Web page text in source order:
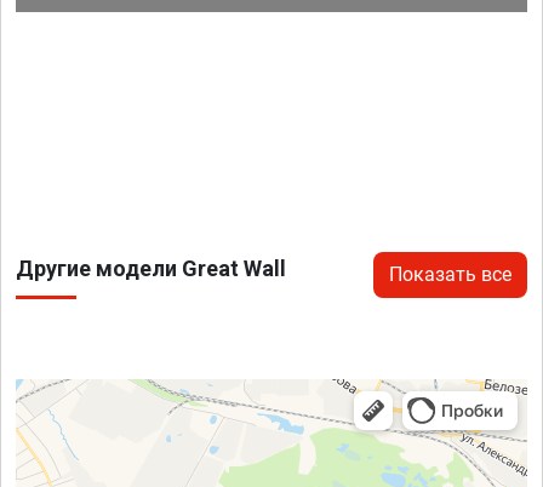
Другие модели Great Wall Показать все